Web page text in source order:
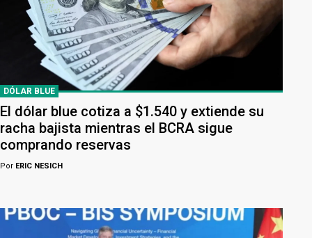
DÓLAR BLUE
El dólar blue cotiza a $1.540 y extiende su
racha bajista mientras el BCRA sigue
comprando reservas
Por ERIC NESICH